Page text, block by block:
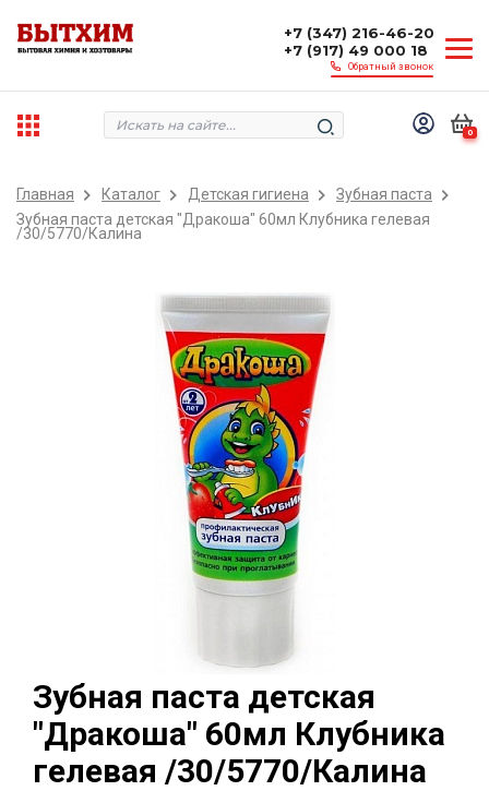
+7 (347) 216-46-20
+7 (917) 49 000 18
Обратный звонок
0
Главная Каталог Детская гигиена
Зубная паста
Зубная паста детская "Дракоша" 60мл Клубника гелевая
/30/5770/Калина
Зубная паста детская
"Дракоша" 60мл Клубника
гелевая /30/5770/Калина